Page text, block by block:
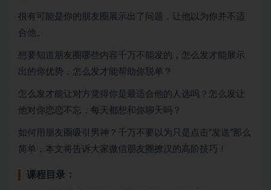
很有可能是你的朋友圈展示出了问题，让他以为你并不适
合他。
想要知道朋友圈哪些内容千万不能发的，怎么发才能展示
出的你优势，怎么发才能帮助你脱单？
怎么发才能让对方觉得你是最适合他的人选吗？怎么发让
他对你恋恋不忘，每天都想和你聊天吗？
如何用朋友圈吸引男神？千万不要以为只是点击“发送”那么
简单，本文将告诉大家微信朋友圈撩汉的高阶技巧！
课程目录：